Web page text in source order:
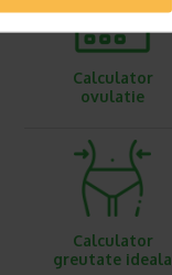
Calculator
ovulatie
Calculator
greutate ideala